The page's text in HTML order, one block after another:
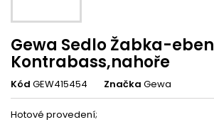
Gewa Sedlo Žabka-eben
Kontrabass,nahoře
Kód GEW415454 Značka Gewa
Hotové provedení;